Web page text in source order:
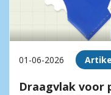
01-06-2026
Draagvlak voor